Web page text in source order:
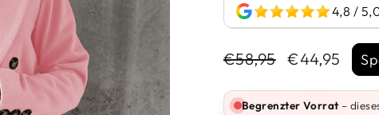
4,8 /
Normaler
€58,95 Sonderpreis
€44,95
Begrenzter Vorrat –